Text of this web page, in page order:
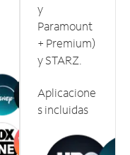
y
Paramount
+ Premium)
y STARZ.
Aplicacione
s incluidas